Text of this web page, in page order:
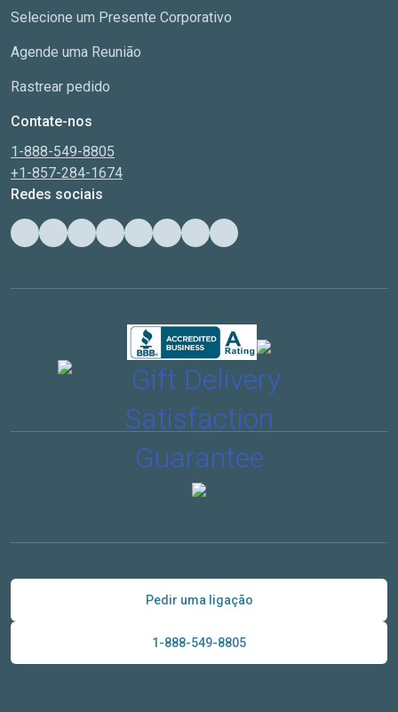
Selecione um Presente Corporativo
Agende uma Reunião
Rastrear pedido
Contate-nos
1-888-549-8805
+1-857-284-1674
Redes sociais
Pedir uma ligação
1-888-549-8805